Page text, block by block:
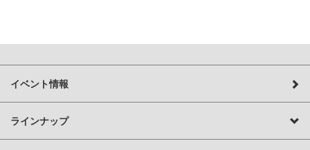
イベント情報
ラインナップ